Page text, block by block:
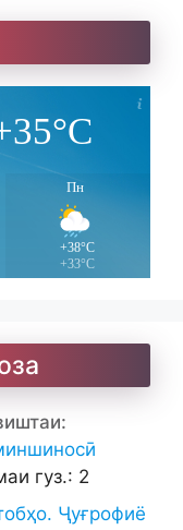
Пн
+38°C
+33°C
гуз.: 2
Ҷуғрофиё